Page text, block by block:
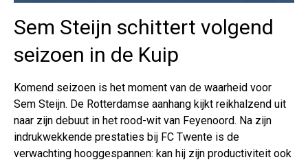
Sem Steijn schittert volgend
seizoen in de Kuip
Komend seizoen is het moment van de waarheid voor
Sem Steijn. De Rotterdamse aanhang kijkt reikhalzend uit
naar zijn debuut in het rood-wit van Feyenoord. Na zijn
indrukwekkende prestaties bij FC Twente is de
verwachting hooggespannen: kan hij zijn productiviteit ook